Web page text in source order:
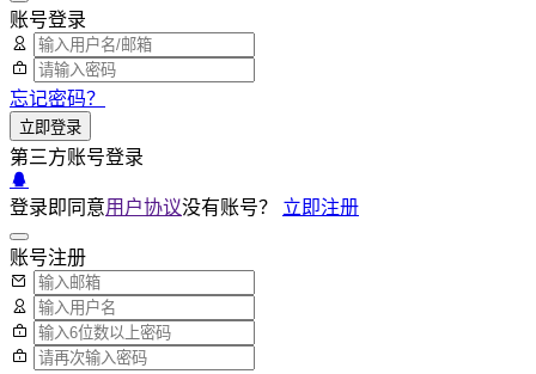
账号登录
忘记密码？
立即登录
第三方账号登录
登录即同意用户协议没有账号？ 立即注册
账号注册